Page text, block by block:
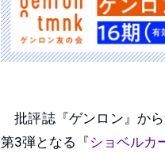
批評誌『ゲンロン』か
第3弾となる『ショベルカ